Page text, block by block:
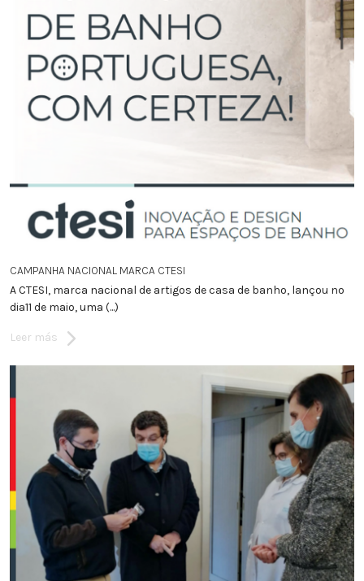
CAMPANHA NACIONAL MARCA CTESI
A CTESI, marca nacional de artigos de casa de banho, lançou no
dia11 de maio, uma (...)
Leer más